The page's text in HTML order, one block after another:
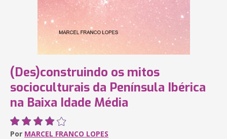
(Des)construindo os mitos
socioculturais da Península Ibérica
na Baixa Idade Média
Por MARCEL FRANCO LOPES